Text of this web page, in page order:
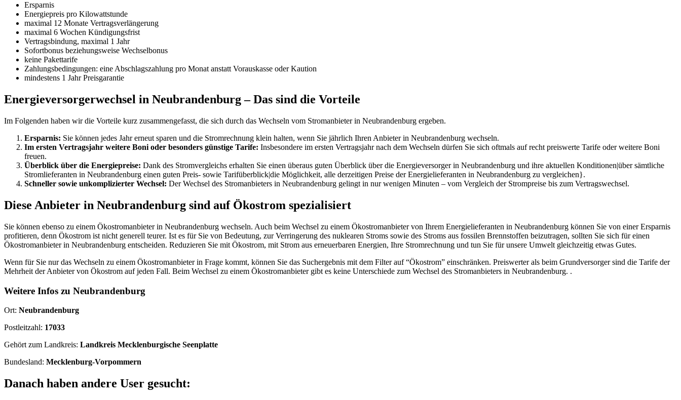
Ersparnis
Energiepreis pro Kilowattstunde
maximal 12 Monate Vertragsverlängerung
maximal 6 Wochen Kündigungsfrist
Vertragsbindung, maximal 1 Jahr
Sofortbonus beziehungsweise Wechselbonus
keine Pakettarife
Zahlungsbedingungen: eine Abschlagszahlung pro Monat anstatt Vorauskasse oder Kaution
mindestens 1 Jahr Preisgarantie
Energieversorgerwechsel in Neubrandenburg – Das sind die Vorteile
Im Folgenden haben wir die Vorteile kurz zusammengefasst, die sich durch das Wechseln vom Stromanbieter in Neubrandenburg ergeben.
Ersparnis: Sie können jedes Jahr erneut sparen und die Stromrechnung klein halten, wenn Sie jährlich Ihren Anbieter in Neubrandenburg wechseln.
Im ersten Vertragsjahr weitere Boni oder besonders günstige Tarife: Insbesondere im ersten Vertragsjahr nach dem Wechseln dürfen Sie sich oftmals auf recht preiswerte Tarife oder weitere Boni
freuen.
Überblick über die Energiepreise: Dank des Stromvergleichs erhalten Sie einen überaus guten Überblick über die Energieversorger in Neubrandenburg und ihre aktuellen Konditionen|über sämtliche
Stromlieferanten in Neubrandenburg einen guten Preis- sowie Tarifüberblick|die Möglichkeit, alle derzeitigen Preise der Energielieferanten in Neubrandenburg zu vergleichen}.
Schneller sowie unkomplizierter Wechsel: Der Wechsel des Stromanbieters in Neubrandenburg gelingt in nur wenigen Minuten – vom Vergleich der Strompreise bis zum Vertragswechsel.
Diese Anbieter in Neubrandenburg sind auf Ökostrom spezialisiert
Sie können ebenso zu einem Ökostromanbieter in Neubrandenburg wechseln. Auch beim Wechsel zu einem Ökostromanbieter von Ihrem Energielieferanten in Neubrandenburg können Sie von einer Ersparnis
profitieren, denn Ökostrom ist nicht generell teurer. Ist es für Sie von Bedeutung, zur Verringerung des nuklearen Stroms sowie des Stroms aus fossilen Brennstoffen beizutragen, sollten Sie sich für einen
Ökostromanbieter in Neubrandenburg entscheiden. Reduzieren Sie mit Ökostrom, mit Strom aus erneuerbaren Energien, Ihre Stromrechnung und tun Sie für unsere Umwelt gleichzeitig etwas Gutes.
Wenn für Sie nur das Wechseln zu einem Ökostromanbieter in Frage kommt, können Sie das Suchergebnis mit dem Filter auf “Ökostrom” einschränken. Preiswerter als beim Grundversorger sind die Tarife der
Mehrheit der Anbieter von Ökostrom auf jeden Fall. Beim Wechsel zu einem Ökostromanbieter gibt es keine Unterschiede zum Wechsel des Stromanbieters in Neubrandenburg. .
Weitere Infos zu Neubrandenburg
Ort: Neubrandenburg
Postleitzahl: 17033
Gehört zum Landkreis: Landkreis Mecklenburgische Seenplatte
Bundesland: Mecklenburg-Vorpommern
Danach haben andere User gesucht: